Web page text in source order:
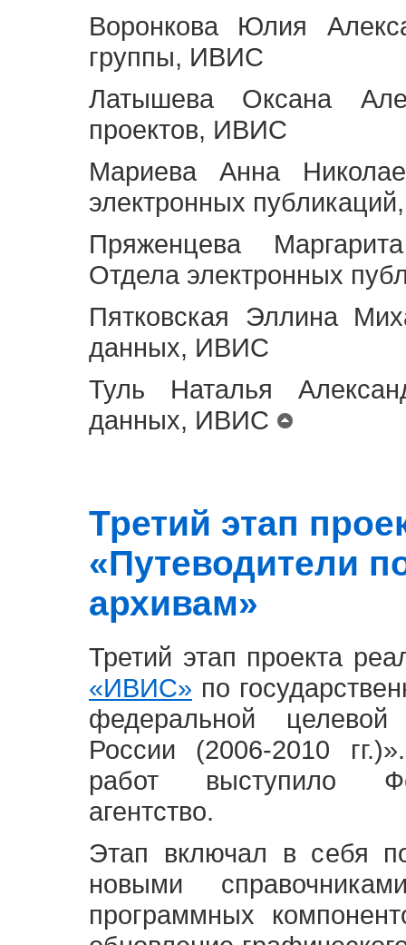
Воронкова Юлия
группы, ИВИС
Латышева Оксана
проектов, ИВИС
Мариева Анна
электронных
Пряженцева
Отдела электронных
Пятковская Эллина
данных, ИВИС
Туль Наталья
данных, ИВИС
Третий этап
«Путеводители
архивам»
Третий этап проекта
«ИВИС» по
федеральной
России (2006-2010
работ выступило
агентство.
Этап включал в себя
новыми
программных